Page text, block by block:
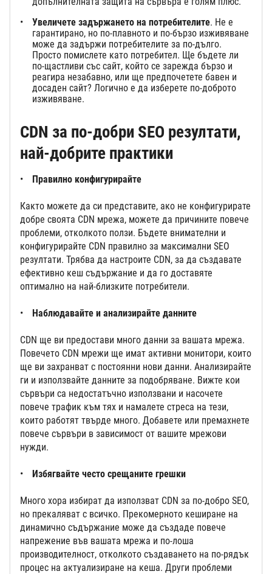
Увеличете задържането на потребителите. Не е
гарантирано, но по-плавното и по-бързо изживяване
може да задържи потребителите за по-дълго.
Просто помислете като потребител. Ще бъдете ли
по-щастливи със сайт, който се зарежда бързо и
реагира незабавно, или ще предпочетете бавен и
досаден сайт? Логично е да изберете по-доброто
изживяване.
CDN за по-добри SEO резултати,
най-добрите практики
Правилно конфигурирайте
Както можете да си представите, ако не конфигурирате
добре своята CDN мрежа, можете да причините повече
проблеми, отколкото ползи. Бъдете внимателни и
конфигурирайте CDN правилно за максимални SEO
резултати. Трябва да настроите CDN, за да създавате
ефективно кеш съдържание и да го доставяте
оптимално на най-близките потребители.
Наблюдавайте и анализирайте данните
CDN ще ви предостави много данни за вашата мрежа.
Повечето CDN мрежи ще имат активни монитори, които
ще ви захранват с постоянни нови данни. Анализирайте
ги и използвайте данните за подобряване. Вижте кои
сървъри са недостатъчно използвани и насочете
повече трафик към тях и намалете стреса на тези,
които работят твърде много. Добавете или премахнете
повече сървъри в зависимост от вашите мрежови
нужди.
Избягвайте често срещаните грешки
Много хора избират да използват CDN за по-добро SEO,
но прекаляват с всичко. Прекомерното кеширане на
динамично съдържание може да създаде повече
напрежение във вашата мрежа и по-лоша
производителност, отколкото създаването на по-рядък
процес на актуализиране на кеша. Други проблеми